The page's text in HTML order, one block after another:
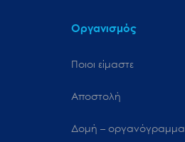
Οργανισμός
Ποιοι είμαστε
Αποστολή
Δομή – οργανόγραμμα